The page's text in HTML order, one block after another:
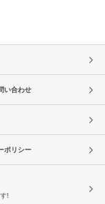
い合わせ
ポリシー
!